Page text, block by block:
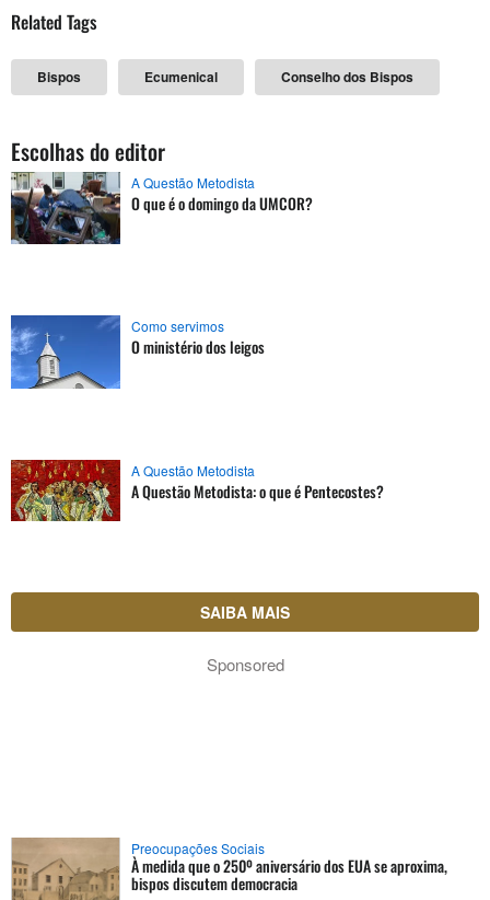
Related Tags
Bispos Ecumenical Conselho dos Bispos
Escolhas do editor
A Questão Metodista
O que é o domingo da UMCOR?
Como servimos
O ministério dos leigos
A Questão Metodista
A Questão Metodista: o que é Pentecostes?
SAIBA MAIS
Sponsored
Preocupações Sociais
À medida que o 250º aniversário dos EUA se aproxima,
bispos discutem democracia